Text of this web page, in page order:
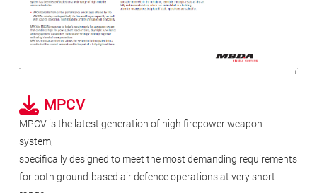
MPCV
MPCV is the latest generation of high firepower weapon
system,
specifically designed to meet the most demanding requirements
for both ground-based air defence operations at very short